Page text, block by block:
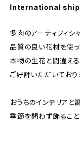
International
多肉のアーティフィシ
品質の良い花材を使っ
本物の生花と間違え
ご好評いただいており
おうちのインテリアと
季節を問わず飾ること